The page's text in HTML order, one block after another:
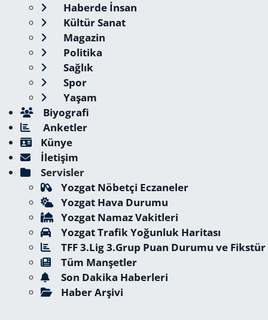
Haberde İnsan
Kültür Sanat
Magazin
Politika
Sağlık
Spor
Yaşam
Biyografi
Anketler
Künye
İletişim
Servisler
Yozgat Nöbetçi Eczaneler
Yozgat Hava Durumu
Yozgat Namaz Vakitleri
Yozgat Trafik Yoğunluk Haritası
TFF 3.Lig 3.Grup Puan Durumu ve Fikstür
Tüm Manşetler
Son Dakika Haberleri
Haber Arşivi